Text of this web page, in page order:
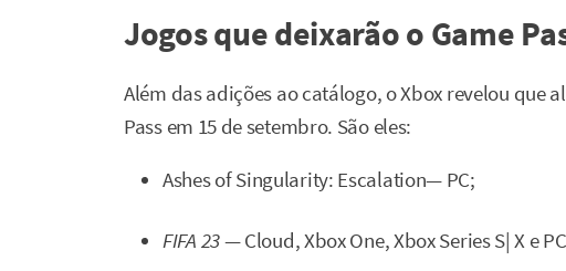
Jogos que deixarão o Game
Além das adições ao catálogo, o Xbox revelou que
Pass em 15 de setembro. São eles:
Ashes of Singularity: Escalation— PC;
FIFA 23— Cloud, Xbox One, Xbox Series S| X e